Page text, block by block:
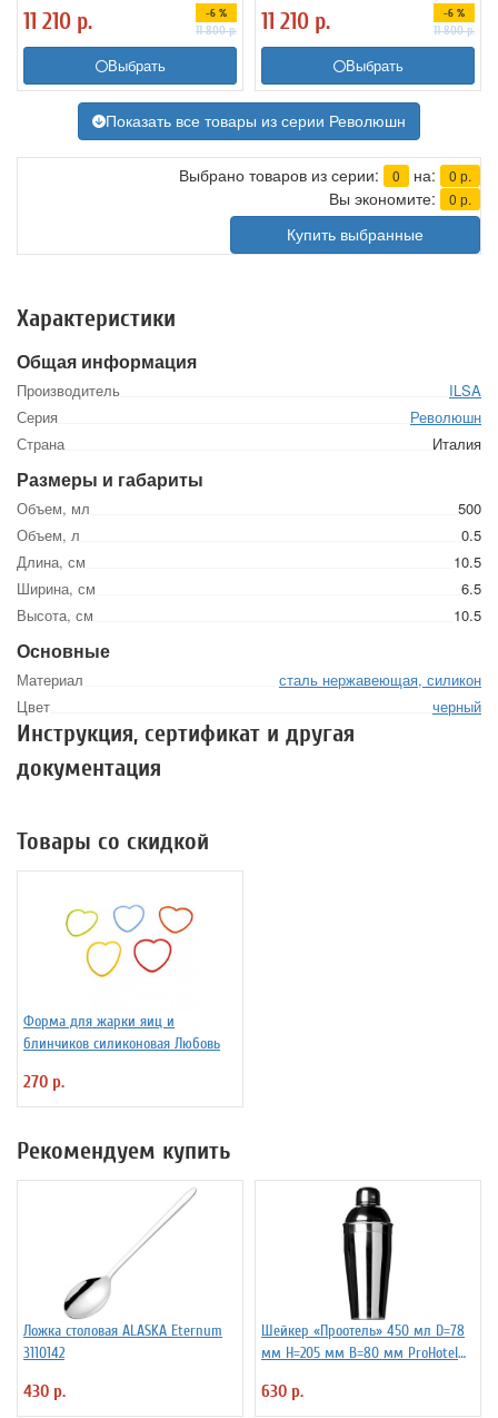
11 210 р. -6 %
11 800р.
Выбрать
11 210 р. -6 %
11 800р.
Выбрать
Показать все товары из серии Революшн
Выбрано товаров из серии: 0 на: 0 р.
Вы экономите: 0 р.
Купить выбранные
Характеристики
Общая информация
Производитель
ILSA
Серия
Революшн
Страна
Италия
Размеры и габариты
Объем, мл
500
Объем, л
0.5
Длина, см
10.5
Ширина, см
6.5
Высота, см
10.5
Основные
Материал
сталь нержавеющая, силикон
Цвет
черный
Инструкция, сертификат и другая
документация
Товары со скидкой
Форма для жарки яиц и
блинчиков силиконовая Любовь
270 р.
Рекомендуем купить
Ложка столовая ALASKA Eternum
3110142
430 р.
Шейкер «Проотель» 450 мл D=78
мм H=205 мм B=80 мм ProHotel
630 р.